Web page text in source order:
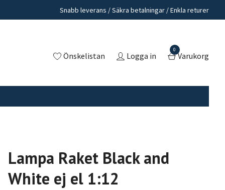
Snabb leverans / Säkra betalningar / Enkla returer
Önskelistan Logga in
0
Varukorg
Lampa Raket Black and
White ej el 1:12